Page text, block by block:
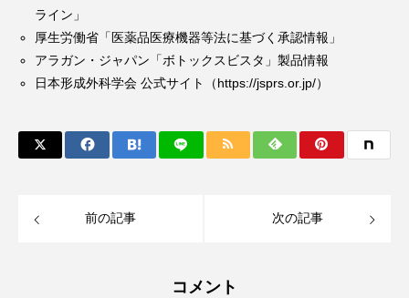
ライン」
厚生労働省「医薬品医療機器等法に基づく承認情報」
アラガン・ジャパン「ボトックスビスタ」製品情報
日本形成外科学会 公式サイト（https://jsprs.or.jp/）
前の記事 次の記事
コメント